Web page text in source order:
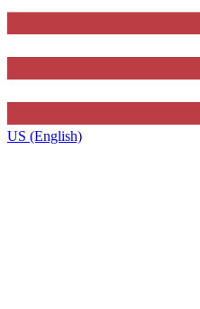
US (English)